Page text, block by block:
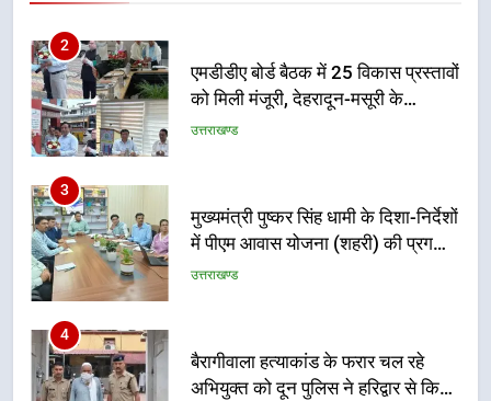
2
एमडीडीए बोर्ड बैठक में 25 विकास प्रस्तावों
को मिली मंजूरी, देहरादून-मसूरी के
नियोजित विकास को मिलेगी रफ्तार
उत्तराखण्ड
3
मुख्यमंत्री पुष्कर सिंह धामी के दिशा-निर्देशों
में पीएम आवास योजना (शहरी) की प्रगति
की हुई समीक्षा
उत्तराखण्ड
4
बैरागीवाला हत्याकांड के फरार चल रहे
अभियुक्त को दून पुलिस ने हरिद्वार से किया